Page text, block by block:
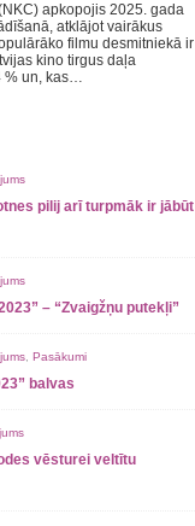
apkopojis 2025. gada
atklājot vairākus
filmu desmitniekā ir
kino tirgus daļa
% un, kas…
pilij arī turpmāk ir jābūt
– “Zvaigžņu putekļi”
Pasākumi
balvas
vēsturei veltītu